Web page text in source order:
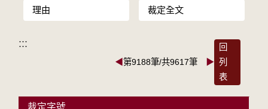
理由 裁定全文
:::
◀第9188筆/共9617筆 ▶
回
列
表
裁定字號